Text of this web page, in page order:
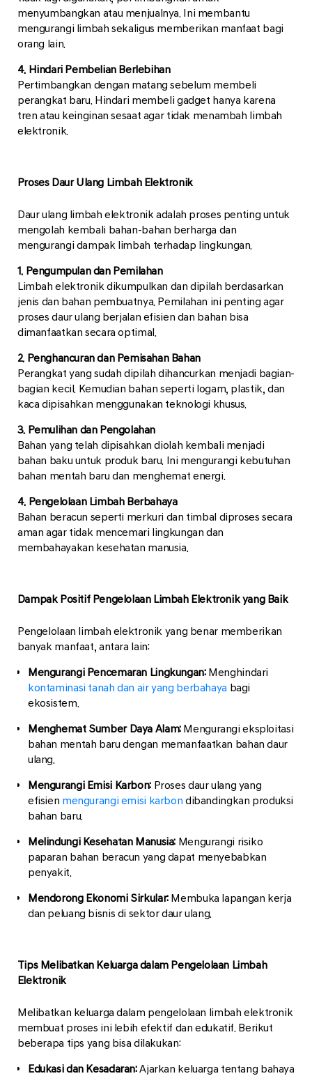
menyumbangkan atau menjualnya. Ini membantu
mengurangi limbah sekaligus memberikan manfaat bagi
orang lain.
4. Hindari Pembelian Berlebihan
Pertimbangkan dengan matang sebelum membeli
perangkat baru. Hindari membeli gadget hanya karena
tren atau keinginan sesaat agar tidak menambah limbah
elektronik.
Proses Daur Ulang Limbah Elektronik
Daur ulang limbah elektronik adalah proses penting untuk
mengolah kembali bahan-bahan berharga dan
mengurangi dampak limbah terhadap lingkungan.
1. Pengumpulan dan Pemilahan
Limbah elektronik dikumpulkan dan dipilah berdasarkan
jenis dan bahan pembuatnya. Pemilahan ini penting agar
proses daur ulang berjalan efisien dan bahan bisa
dimanfaatkan secara optimal.
2. Penghancuran dan Pemisahan Bahan
Perangkat yang sudah dipilah dihancurkan menjadi bagian-
bagian kecil. Kemudian bahan seperti logam, plastik, dan
kaca dipisahkan menggunakan teknologi khusus.
3. Pemulihan dan Pengolahan
Bahan yang telah dipisahkan diolah kembali menjadi
bahan baku untuk produk baru. Ini mengurangi kebutuhan
bahan mentah baru dan menghemat energi.
4. Pengelolaan Limbah Berbahaya
Bahan beracun seperti merkuri dan timbal diproses secara
aman agar tidak mencemari lingkungan dan
membahayakan kesehatan manusia.
Dampak Positif Pengelolaan Limbah Elektronik yang Baik
Pengelolaan limbah elektronik yang benar memberikan
banyak manfaat, antara lain:
Mengurangi Pencemaran Lingkungan:Menghindari
kontaminasi tanah dan air yang berbahaya bagi
ekosistem.
Menghemat Sumber Daya Alam:Mengurangi eksploitasi
bahan mentah baru dengan memanfaatkan bahan daur
ulang.
Mengurangi Emisi Karbon:Proses daur ulang yang
efisien mengurangi emisi karbon dibandingkan produksi
bahan baru.
Melindungi Kesehatan Manusia: Mengurangi risiko
paparan bahan beracun yang dapat menyebabkan
penyakit.
Mendorong Ekonomi Sirkular:Membuka lapangan kerja
dan peluang bisnis di sektor daur ulang.
Tips Melibatkan Keluarga dalam Pengelolaan Limbah
Elektronik
Melibatkan keluarga dalam pengelolaan limbah elektronik
membuat proses ini lebih efektif dan edukatif. Berikut
beberapa tips yang bisa dilakukan:
Edukasi dan Kesadaran:Ajarkan keluarga tentang bahaya